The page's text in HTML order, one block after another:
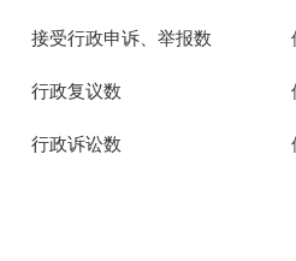
接受行政申诉、举报数
行政复议数
行政诉讼数